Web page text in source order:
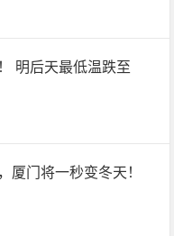
明后天最低温跌至
厦门将一秒变冬天！